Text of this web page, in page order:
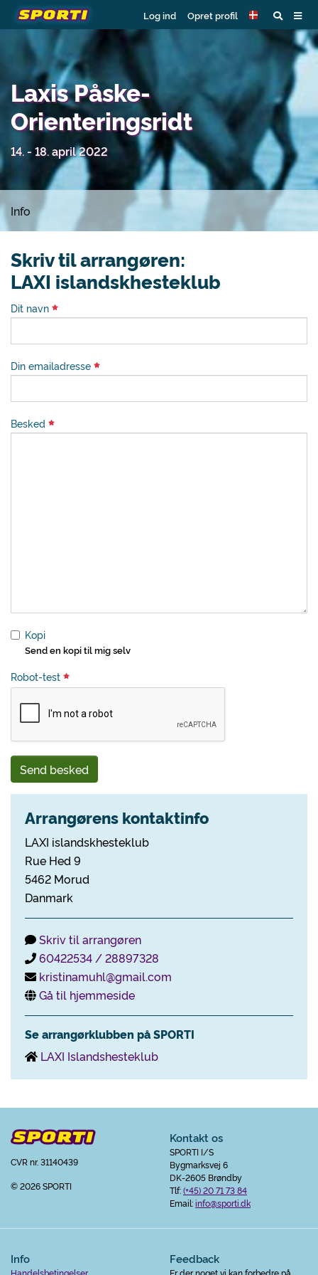
Log ind Opret profil
Laxis Påske-
Orienteringsridt
14. - 18. april 2022
Info
Skriv til arrangøren:
LAXI islandskhesteklub
Dit navn
Din emailadresse
Besked
Kopi
Send en kopi til mig selv
Robot-test
Send besked
Arrangørens kontaktinfo
LAXI islandskhesteklub
Rue Hed 9
5462 Morud
Danmark
Skriv til arrangøren
60422534 / 28897328
kristinamuhl@gmail.com
Gå til hjemmeside
Se arrangørklubben på SPORTI
LAXI Islandshesteklub
CVR nr. 31140439
© 2026 SPORTI
Kontakt os
SPORTI I/S
Bygmarksvej 6
DK-2605 Brøndby
Tlf:(+45) 20 71 73 84
Email:info@sporti.dk
Info
Handelsbetingelser
Feedback
Er der noget vi kan forbedre på